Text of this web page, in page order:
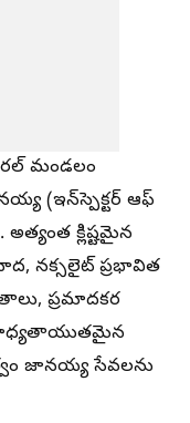
మండలం
(ఇన్‌స్పెక్టర్ ఆఫ్
క్లిష్టమైన
నక్సలైట్ ప్రభావిత
ప్రమాదకర
బాధ్యతాయుతమైన
జానయ్య సేవలను